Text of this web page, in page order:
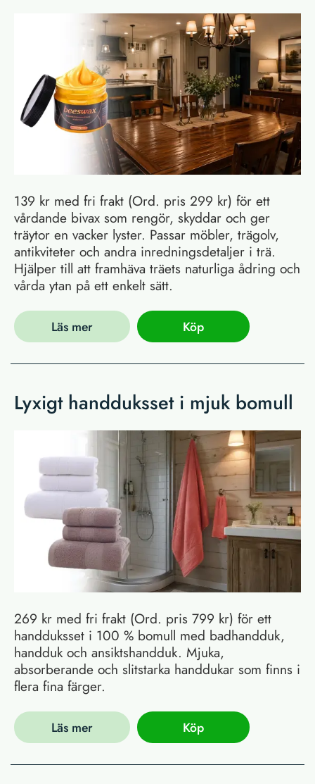
139 kr med fri frakt (Ord. pris 299 kr) för ett
vårdande bivax som rengör, skyddar och ger
träytor en vacker lyster. Passar möbler, trägolv,
antikviteter och andra inredningsdetaljer i trä.
Hjälper till att framhäva träets naturliga ådring och
vårda ytan på ett enkelt sätt.
Läs mer Köp
Lyxigt handduksset i mjuk bomull
269 kr med fri frakt (Ord. pris 799 kr) för ett
handduksset i 100 % bomull med badhandduk,
handduk och ansiktshandduk. Mjuka,
absorberande och slitstarka handdukar som finns i
flera fina färger.
Läs mer Köp